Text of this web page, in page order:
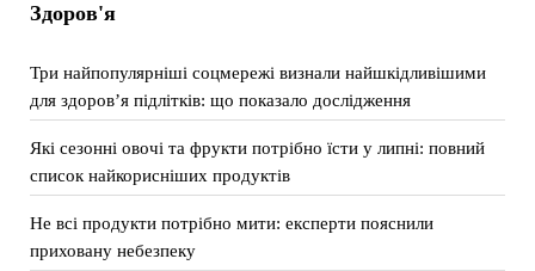
Здоров'я
Три найпопулярніші соцмережі визнали найшкідливішими
для здоров’я підлітків: що показало дослідження
Які сезонні овочі та фрукти потрібно їсти у липні: повний
список найкорисніших продуктів
Не всі продукти потрібно мити: експерти пояснили
приховану небезпеку